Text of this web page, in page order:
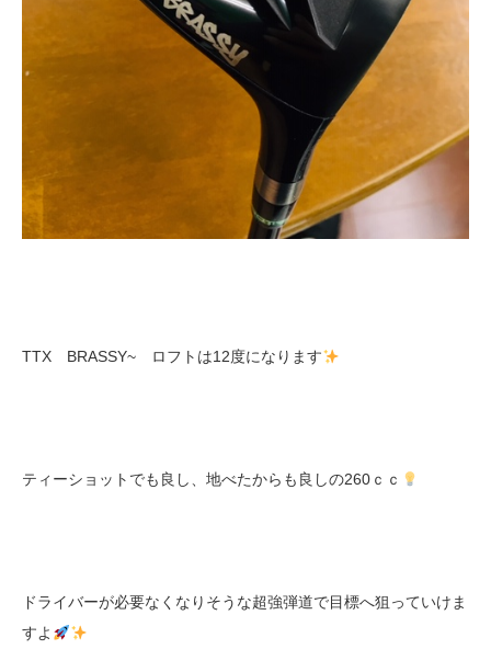
TTX BRASSY~ ロフトは12度になります
ティーショットでも良し、地べたからも良しの260ｃｃ
ドライバーが必要なくなりそうな超強弾道で目標へ狙っていけま
すよ